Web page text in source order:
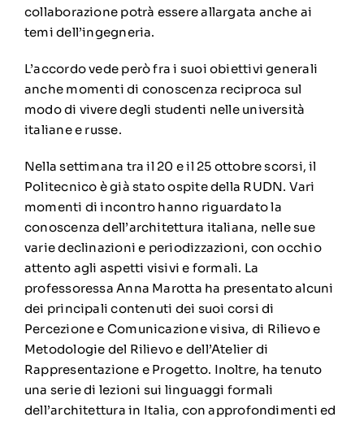
collaborazione potrà essere allargata anche ai
temi dell’ingegneria.
L’accordo vede però fra i suoi obiettivi generali
anche momenti di conoscenza reciproca sul
modo di vivere degli studenti nelle università
italiane e russe.
Nella settimana tra il 20 e il 25 ottobre scorsi, il
Politecnico è già stato ospite della RUDN. Vari
momenti di incontro hanno riguardato la
conoscenza dell’architettura italiana, nelle sue
varie declinazioni e periodizzazioni, con occhio
attento agli aspetti visivi e formali. La
professoressa Anna Marotta ha presentato alcuni
dei principali contenuti dei suoi corsi di
Percezione e Comunicazione visiva, di Rilievo e
Metodologie del Rilievo e dell’Atelier di
Rappresentazione e Progetto. Inoltre, ha tenuto
una serie di lezioni sui linguaggi formali
dell’architettura in Italia, con approfondimenti ed